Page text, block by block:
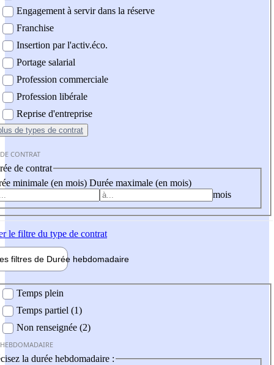
Engagement à servir dans la réserve
Franchise
Insertion par l'activ.éco.
Portage salarial
Profession commerciale
Profession libérale
Reprise d'entreprise
de types de contrat
CONTRAT
de contrat
minimale (en mois) Durée maximale (en mois)
mois
le filtre du type de contrat
filtres de Durée hebdomadaire
Temps plein
Temps partiel (1)
Non renseignée (2)
la durée hebdomadaire :